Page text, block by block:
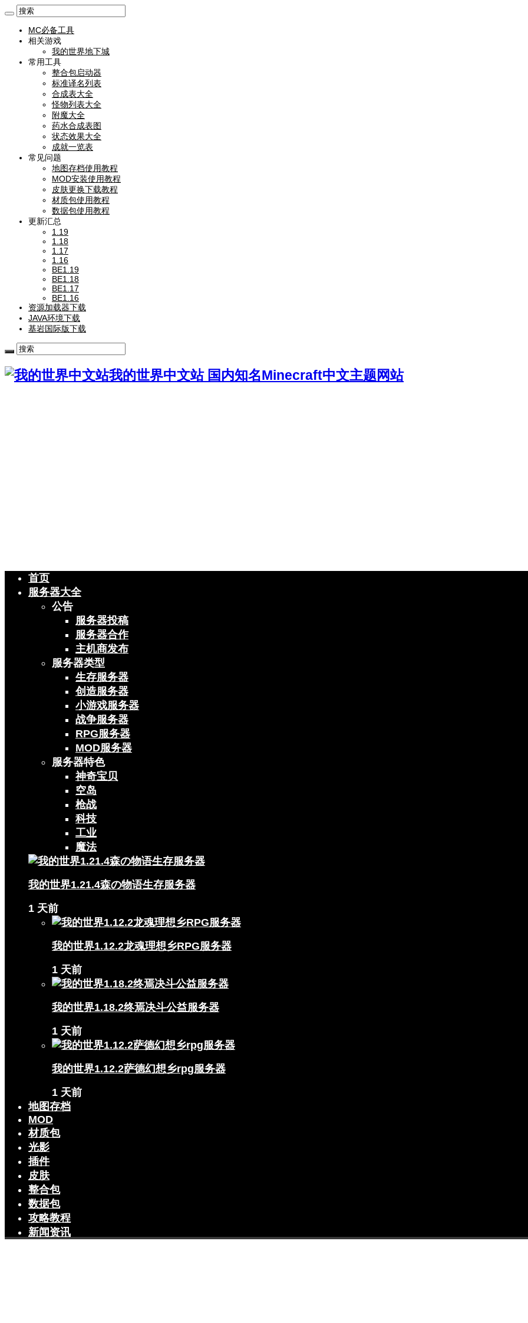
MC必备工具
相关游戏
我的世界地下城
常用工具
整合包启动器
标准译名列表
合成表大全
怪物列表大全
附魔大全
药水合成表图
状态效果大全
成就一览表
常见问题
地图存档使用教程
MOD安装使用教程
皮肤更换下载教程
材质包使用教程
数据包使用教程
更新汇总
1.19
1.18
1.17
1.16
BE1.19
BE1.18
BE1.17
BE1.16
资源加载器下载
JAVA环境下载
基岩国际版下载
我的世界中文站 国内知名Minecraft中文主题网站
首页
服务器大全
公告
服务器投稿
服务器合作
主机商发布
服务器类型
生存服务器
创造服务器
小游戏服务器
战争服务器
RPG服务器
MOD服务器
服务器特色
神奇宝贝
空岛
枪战
科技
工业
魔法
我的世界1.21.4森の物语生存服务器
1 天前
我的世界1.12.2龙魂理想乡RPG服务器
1 天前
我的世界1.18.2终焉决斗公益服务器
1 天前
我的世界1.12.2萨德幻想乡rpg服务器
1 天前
地图存档
MOD
材质包
光影
插件
皮肤
整合包
数据包
攻略教程
新闻资讯